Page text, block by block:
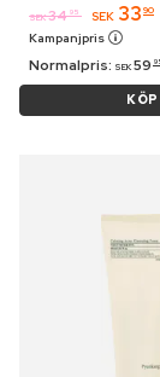
SEK 34 95 SEK 33 90
Kampanjpris
Normalpris: SEK 59
KÖP